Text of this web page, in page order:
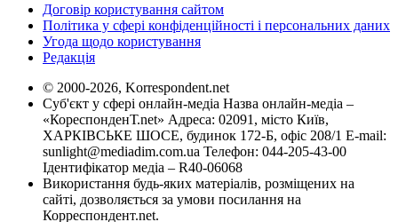
Договір користування сайтом
Політика у сфері конфіденційності і персональних даних
Угода щодо користування
Редакція
© 2000-2026, Korrespondent.net
Суб'єкт у сфері онлайн-медіа Назва онлайн-медіа –
«КореспонденТ.net» Адреса: 02091, місто Київ,
ХАРКІВСЬКЕ ШОСЕ, будинок 172-Б, офіс 208/1 E-mail:
sunlight@mediadim.com.ua Телефон: 044-205-43-00
Ідентифікатор медіа – R40-06068
Використання будь-яких матеріалів, розміщених на
сайті, дозволяється за умови посилання на
Корреспондент.net.